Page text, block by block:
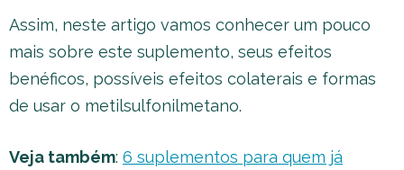
Assim, neste artigo vamos conhecer um pouco
mais sobre este suplemento, seus efeitos
benéficos, possíveis efeitos colaterais e formas
de usar o metilsulfonilmetano.
Veja também: 6 suplementos para quem já